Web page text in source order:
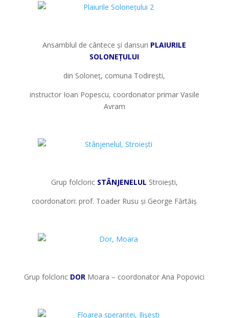
Ansamblul de cântece și dansuri PLAIURILE
SOLONEȚULUI
din Soloneț, comuna Todirești,
instructor Ioan Popescu, coordonator primar Vasile
Avram
Grup folcloric STÂNJENELUL Stroiești,
coordonatori: prof. Toader Rusu și George Fărtăiș
Grup folcloric DOR Moara – coordonator Ana Popovici